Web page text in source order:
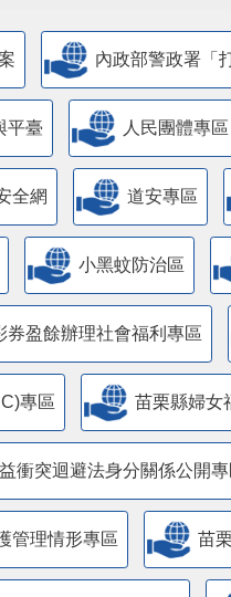
內政部警政署「
平臺 人民團體專區
全網 道安專區
小黑蚊防治區
券盈餘辦理社會福利專區
專區 苗栗縣婦女
衝突迴避法身分關係公開專
管理情形專區 苗